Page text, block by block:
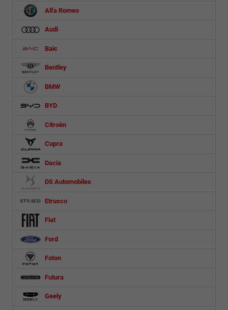
Alfa Romeo
Audi
Baic
Bentley
BMW
BYD
Citroën
Cupra
Dacia
DS Automobiles
Etrusco
Fiat
Ford
Foton
Futura
Geely